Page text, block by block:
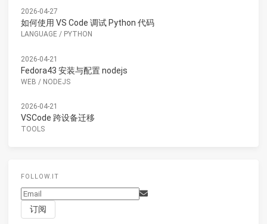
2026-04-27
如何使用 VS Code 调试 Python 代码
LANGUAGE / PYTHON
2026-04-21
Fedora43 安装与配置 nodejs
WEB / NODEJS
2026-04-21
VSCode 跨设备迁移
TOOLS
FOLLOW.IT